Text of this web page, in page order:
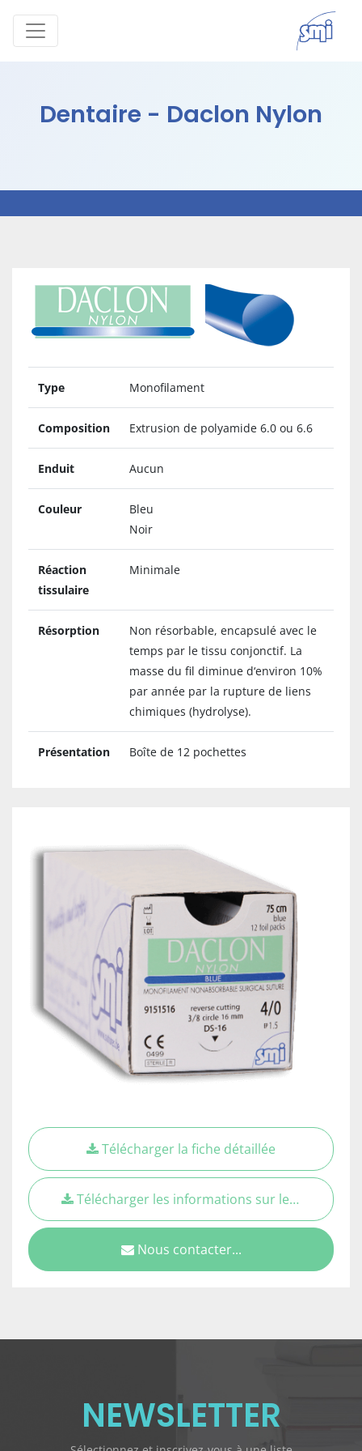
Dentaire - Daclon Nylon
Type Monofilament
Composition Extrusion de polyamide 6.0 ou 6.6
Enduit Aucun
Couleur
Bleu
Noir
Réaction
tissulaire
Minimale
Résorption
Non résorbable, encapsulé avec le
temps par le tissu conjonctif. La
masse du fil diminue d‘environ 10%
par année par la rupture de liens
chimiques (hydrolyse).
Présentation Boîte de 12 pochettes
Télécharger la fiche détaillée
Télécharger les informations sur les types d'aiguilles
Nous contacter...
NEWSLETTER